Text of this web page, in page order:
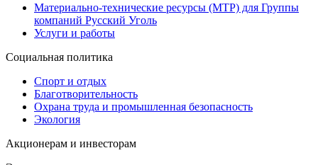
Материально-технические ресурсы (МТР) для Группы
компаний Русский Уголь
Услуги и работы
Социальная политика
Спорт и отдых
Благотворительность
Охрана труда и промышленная безопасность
Экология
Акционерам и инвесторам